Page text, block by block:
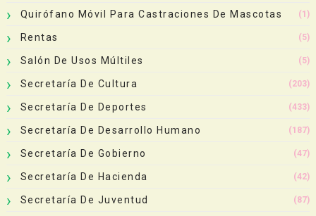
Quirófano Móvil Para Castraciones De Mascotas (1)
Rentas (5)
Salón De Usos Múltiles (5)
Secretaría De Cultura (203)
Secretaría De Deportes (433)
Secretaría De Desarrollo Humano (187)
Secretaría De Gobierno (47)
Secretaría De Hacienda (42)
Secretaría De Juventud (87)